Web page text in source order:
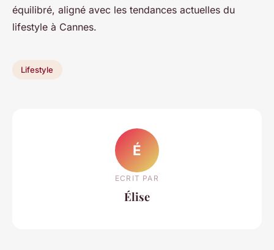
équilibré, aligné avec les tendances actuelles du
lifestyle à Cannes.
Lifestyle
É
ECRIT PAR
Élise